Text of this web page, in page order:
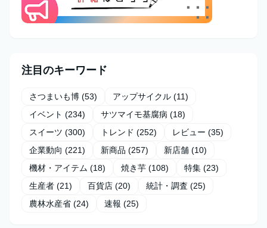
注目のキーワード
さつまいも博 (53) アップサイクル (11)
イベント (234) サツマイモ基腐病 (18)
スイーツ (300) トレンド (252) レビュー (35)
企業動向 (221) 新商品 (257) 新店舗 (10)
機材・アイテム (18) 焼き芋 (108) 特集 (23)
生産者 (21) 百貨店 (20) 統計・調査 (25)
農林水産省 (24) 速報 (25)